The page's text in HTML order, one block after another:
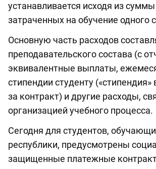
устанавливается исходя из
затраченных на обучение одного
Основную часть расходов
преподавательского состава (с
эквивалентные выплаты,
стипендии студенту
за контракт) и другие расходы,
организацией учебного процесса.
Сегодня для студентов,
республики, предусмотрены
защищенные платежные